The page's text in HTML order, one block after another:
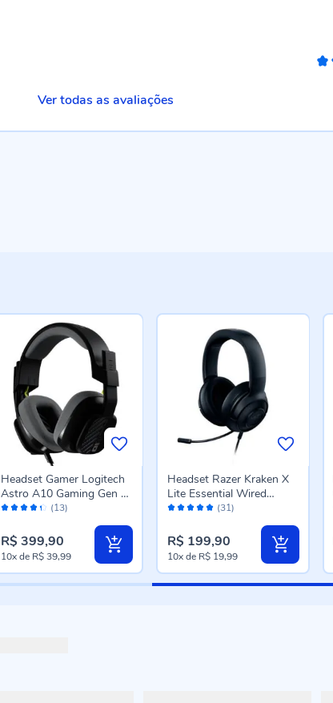
Ver todas as avaliações
Avaliação: (13)
Headset Gamer Logitech
Astro A10 Gaming Gen 2
Ps - 939-002056
R$ 399,90
10xde R$ 39,99
Avaliação: (31)
Headset Razer Kraken X
Lite Essential Wired
Gaming Enterprise Mark
R$ 199,90
10xde R$ 19,99